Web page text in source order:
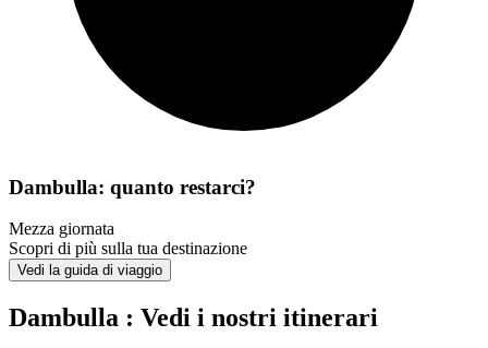
Dambulla: quanto restarci?
Mezza giornata
Scopri di più sulla tua destinazione
Vedi la guida di viaggio
Dambulla : Vedi i nostri itinerari